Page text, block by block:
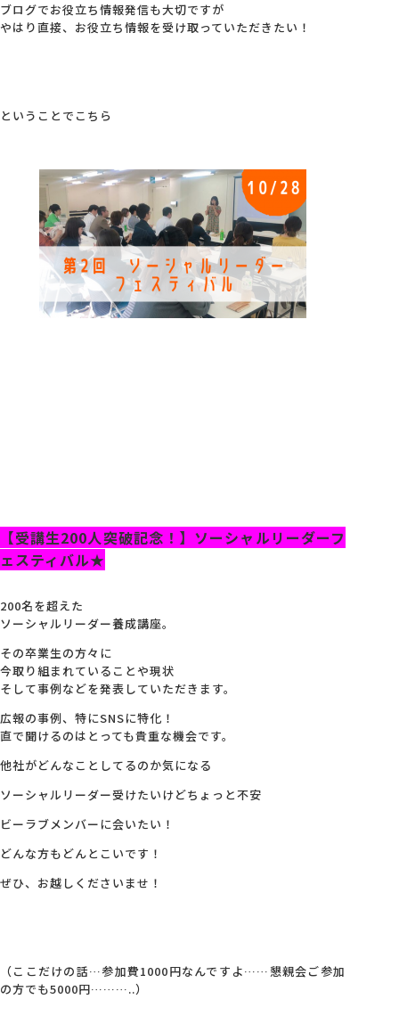
ブログでお役立ち情報発信も大切ですが
やはり直接、お役立ち情報を受け取っていただきたい！
ということでこちら
【受講生200人突破記念！】ソーシャルリーダーフ
ェスティバル★
200名を超えた
ソーシャルリーダー養成講座。
その卒業生の方々に
今取り組まれていることや現状
そして事例などを発表していただきます。
広報の事例、特にSNSに特化！
直で聞けるのはとっても貴重な機会です。
他社がどんなことしてるのか気になる
ソーシャルリーダー受けたいけどちょっと不安
ビーラブメンバーに会いたい！
どんな方もどんとこいです！
ぜひ、お越しくださいませ！
（ここだけの話…参加費1000円なんですよ……懇親会ご参加
の方でも5000円………..）